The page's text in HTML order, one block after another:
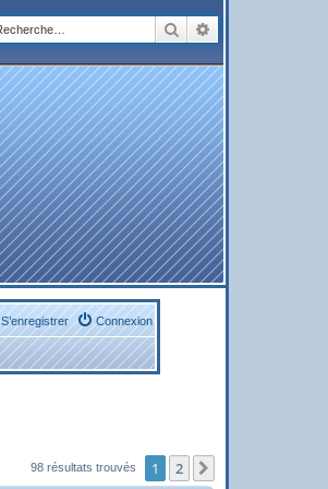
Rechercher
Connexion
S’enregistrer
98 résultats trouvés 1 2